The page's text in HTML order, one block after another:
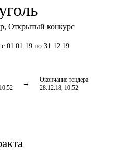
, Открытый конкурс
с 01.01.19 по 31.12.19
Окончание тендера
28.12.18, 10:52